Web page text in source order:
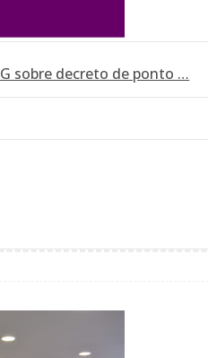
sobre decreto de ponto …